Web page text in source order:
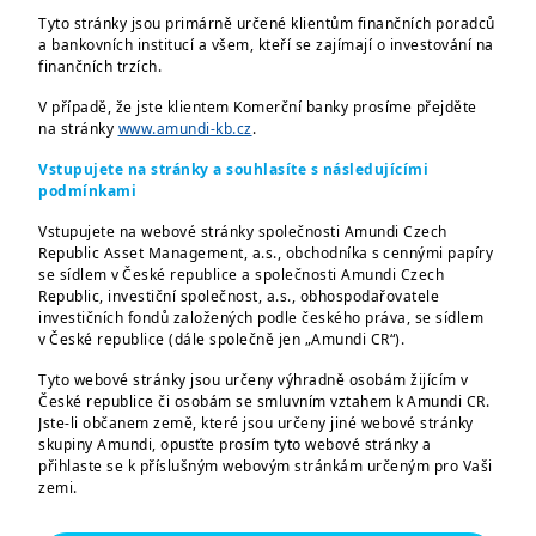
Tyto stránky jsou primárně určené klientům finančních poradců
a bankovních institucí a všem, kteří se zajímají o investování na
finančních trzích.
V případě, že jste klientem Komerční banky prosíme přejděte
na stránky www.amundi-kb.cz.
Vstupujete na stránky a souhlasíte s následujícími
podmínkami
Vstupujete na webové stránky společnosti Amundi Czech
Republic Asset Management, a.s., obchodníka s cennými papíry
se sídlem v České republice a společnosti Amundi Czech
Republic, investiční společnost, a.s., obhospodařovatele
investičních fondů založených podle českého práva, se sídlem
v České republice (dále společně jen „Amundi CR“).
Tyto webové stránky jsou určeny výhradně osobám žijícím v
České republice či osobám se smluvním vztahem k Amundi CR.
Jste-li občanem země, které jsou určeny jiné webové stránky
skupiny Amundi, opusťte prosím tyto webové stránky a
přihlaste se k příslušným webovým stránkám určeným pro Vaši
zemi.
Tyto webové stránky jsou určeny výhradně k poskytování
Amundi Fund Solutions Buy and Watch
High Income Bond Opportunities
05/2030
Přicházíme s konzervativní strategií ve
stylu "Kup a Sleduj". Strategie kombinuje
to nejlepší z držení jednoho dluhopisu a z
držby celého fondu (více než 80 dluhopisů)
- rozložení investice a roční kupón.
Co Vám můžeme nabídnout?